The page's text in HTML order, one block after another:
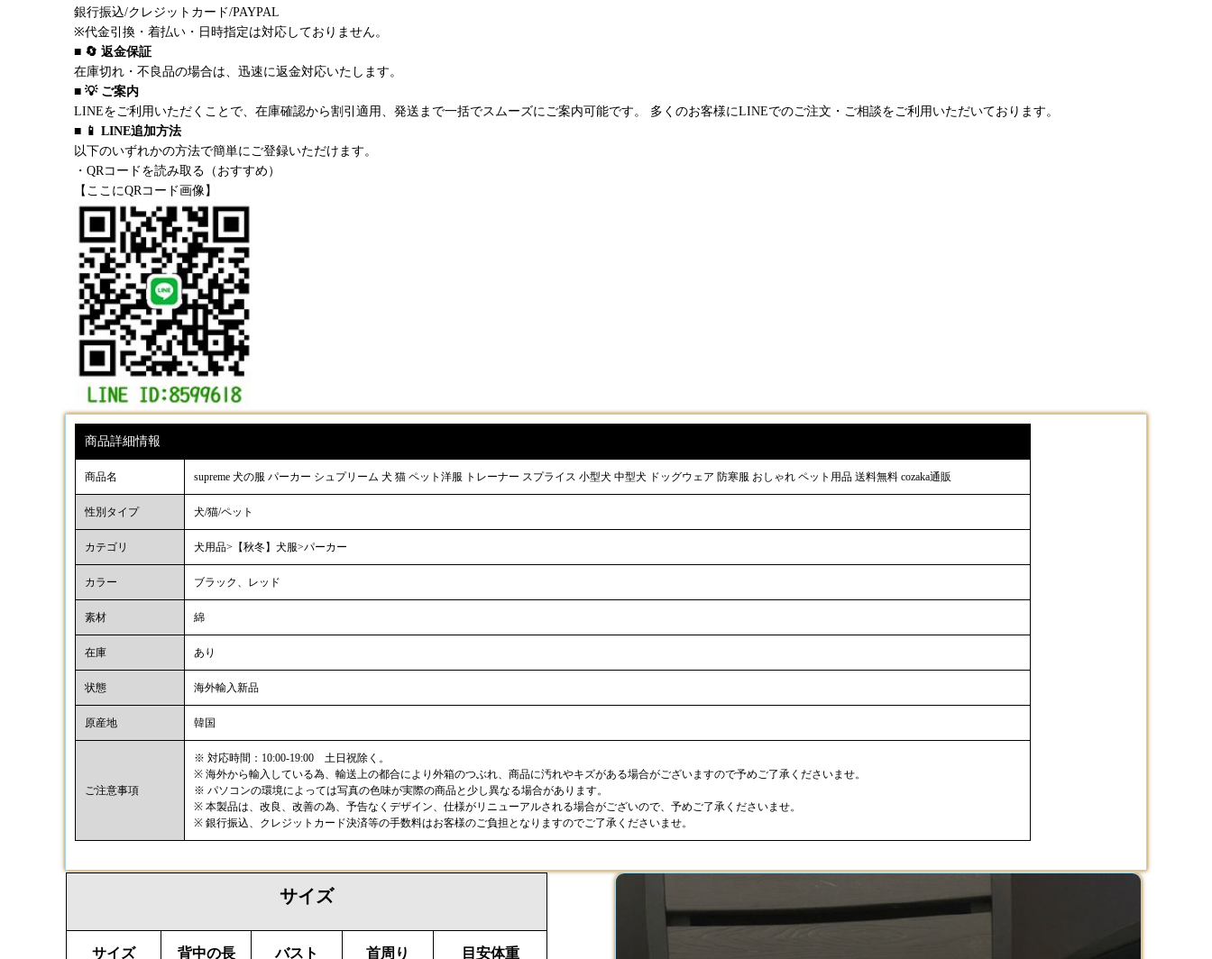
銀行振込/クレジットカード/PAYPAL
※代金引換・着払い・日時指定は対応しておりません。
■ 🔄 返金保証
在庫切れ・不良品の場合は、迅速に返金対応いたします。
■ 💡 ご案内
LINEをご利用いただくことで、在庫確認から割引適用、発送まで一括でスムーズにご案内可能です。 多くのお客様にLINEでのご注文・ご相談をご利用いただいております。
■ 📱 LINE追加方法
以下のいずれかの方法で簡単にご登録いただけます。
・QRコードを読み取る（おすすめ）
【ここにQRコード画像】
商品詳細情報
商品名 supreme 犬の服 パーカー シュプリーム 犬 猫 ペット洋服 トレーナー スプライス 小型犬 中型犬 ドッグウェア 防寒服 おしゃれ ペット用品 送料無料 cozaka通販
性別タイプ 犬/猫/ペット
カテゴリ 犬用品>【秋冬】犬服>パーカー
カラー ブラック、レッド
素材 綿
在庫 あり
状態 海外輸入新品
原産地 韓国
ご注意事項
※ 対応時間：10:00-19:00 土日祝除く。
※ 海外から輸入している為、輸送上の都合により外箱のつぶれ、商品に汚れやキズがある場合がございますので予めご了承くださいませ。
※ パソコンの環境によっては写真の色味が実際の商品と少し異なる場合があります。
※ 本製品は、改良、改善の為、予告なくデザイン、仕様がリニューアルされる場合がございので、予めご了承くださいませ。
※ 銀行振込、クレジットカード決済等の手数料はお客様のご負担となりますのでご了承くださいませ。
サイズ
サイズ 背中の長 バスト 首周り 目安体重